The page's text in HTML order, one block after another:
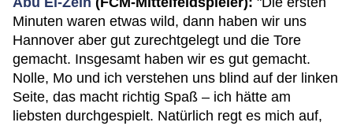
Minuten waren etwas wild, dann haben wir uns
Hannover aber gut zurechtgelegt und die Tore
gemacht. Insgesamt haben wir es gut gemacht.
Nolle, Mo und ich verstehen uns blind auf der linken
Seite, das macht richtig Spaß – ich hätte am
liebsten durchgespielt. Natürlich regt es mich auf,